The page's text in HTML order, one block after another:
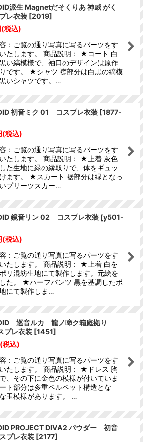
派生 Magnetだそくりあ 神威 がく
レ衣装 [2019]
(税込)
：ご覧の通り写真に写るパーツをす
たします。 商品説明： ★コート 白
い縞模様で、袖口のデザインは原作
です。 ★シャツ 襟部分は白黒の縞模
いシャツです。…
初音ミク 01 コスプレ衣装 [1877-
(税込)
：ご覧の通り写真に写るパーツをす
たします。 商品説明： ★上着 灰色
た生地に緑の縁取りで、体をギュッ
ます。 ★スカート 裾部分は緑となっ
プリーツスカー…
鏡音リン 02 コスプレ衣装 [y501-
(税込)
：ご覧の通り写真に写るパーツをす
たします。 商品説明： ★上着 白を
リ混紡生地にて製作します。元絵を
た。 ★ハーフパンツ 黒を基調したポ
にて製作しま…
巡音ルカ 龍ノ啼ク箱庭拠り
レ衣装 [1451]
(税込)
：ご覧の通り写真に写るパーツをす
たします。 商品説明： ★ドレス 胸
、その下に金色の模様が付いていま
ト部分は多重ベルベット構造とな
玉模様があります。 …
PROJECT DIVA2 パウダー 初音
プレ衣装 [2177]